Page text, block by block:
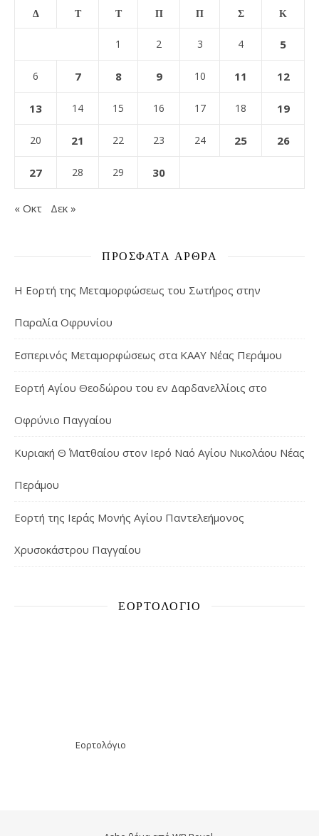
Δ Τ Τ Π Π Σ Κ
1 2 3 4 5
6 7 8 9 10 11 12
13 14 15 16 17 18 19
20 21 22 23 24 25 26
27 28 29 30
« Οκτ Δεκ »
ΠΡΌΣΦΑΤΑ ΆΡΘΡΑ
Η Εορτή της Μεταμορφώσεως του Σωτήρος στην
Παραλία Οφρυνίου
Εσπερινός Μεταμορφώσεως στα ΚΑΑΥ Νέας Περάμου
Εορτή Αγίου Θεοδώρου του εν Δαρδανελλίοις στο
Οφρύνιο Παγγαίου
Κυριακή Θ΄ Ματθαίου στον Ιερό Ναό Αγίου Νικολάου Νέας
Περάμου
Εορτή της Ιεράς Μονής Αγίου Παντελεήμονος
Χρυσοκάστρου Παγγαίου
ΕΟΡΤΟΛΌΓΙΟ
Εορτολόγιο